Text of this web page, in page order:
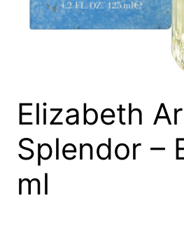
Elizabeth
Splendor –
ml